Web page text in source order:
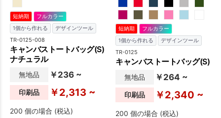
短納期
フルカラー
1個から作れる
デザインツール
TR-0125-008
キャンバストートバッグ(S)
ナチュラル
無地品 ￥236 ~
印刷品 ￥2,313 ~
200 個の場合 (税込)
短納期
フルカラー
1個から作れる
デザインツール
TR-0125
キャンバストートバッグ(S)
無地品 ￥264 ~
印刷品 ￥2,340 ~
200 個の場合 (税込)